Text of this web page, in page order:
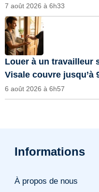
7 août 2026 à 6h33
Louer à un travailleur
Visale couvre jusqu’à
6 août 2026 à 6h57
Informations
À propos de nous